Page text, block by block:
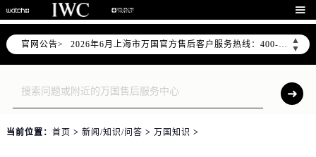

官网公告>
▲
▼
2026年6月万国上海市售后服务网络优化升级公告
2026年6月上海市万国官方售后客户服务热线：400-992-7093
2026年6月万国售后服务中心最新网点地址：
上海市徐汇区虹桥路3号港汇中心写字楼2座37层3705室（需提前预约）
当前位置： 首页 > 新闻/知识/问答 > 万国知识 >